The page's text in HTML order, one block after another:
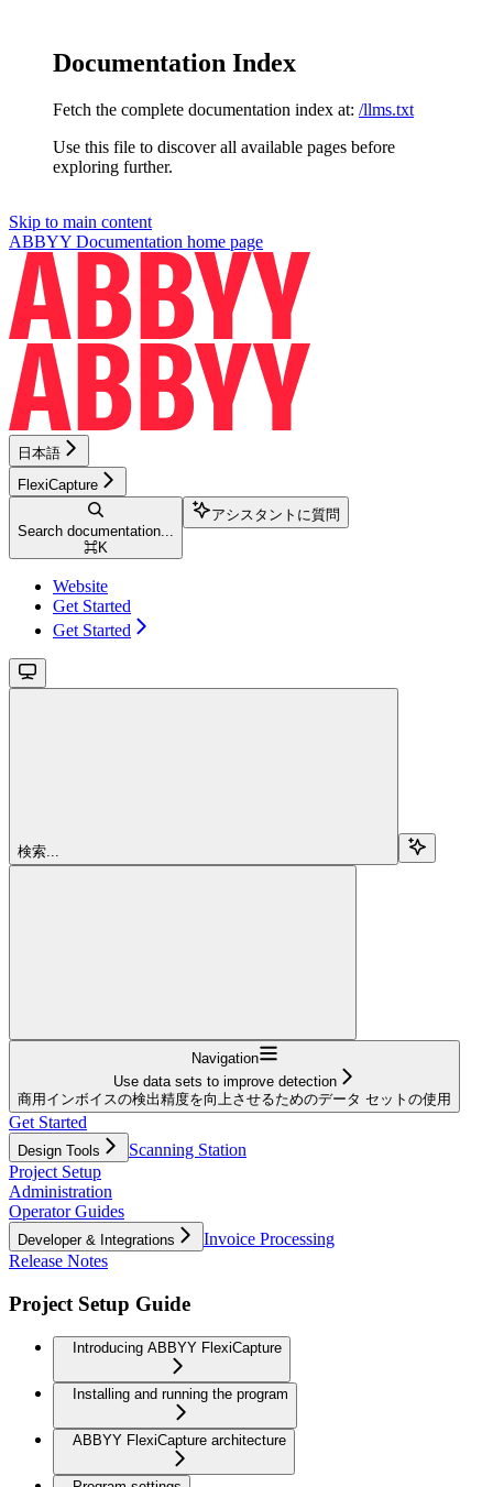
Documentation Index
Fetch the complete documentation index at: /llms.txt
Use this file to discover all available pages before
exploring further.
Skip to main content
ABBYY Documentation home page
日本語
FlexiCapture
Search documentation...
⌘K
アシスタントに質問
Website
Get Started
Get Started
検索...
Navigation
Use data sets to improve detection
商用インボイスの検出精度を向上させるためのデータ セットの使用
Get Started
Design Tools
Scanning Station
Project Setup
Administration
Operator Guides
Developer & Integrations
Invoice Processing
Release Notes
Project Setup Guide
Introducing ABBYY FlexiCapture
Installing and running the program
ABBYY FlexiCapture architecture